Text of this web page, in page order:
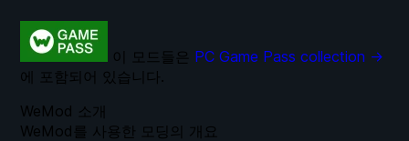
WeMod 소개
WeMod를 사용한 모딩의 개요
이 모드들은 PC Game Pass collection →
에 포함되어 있습니다.